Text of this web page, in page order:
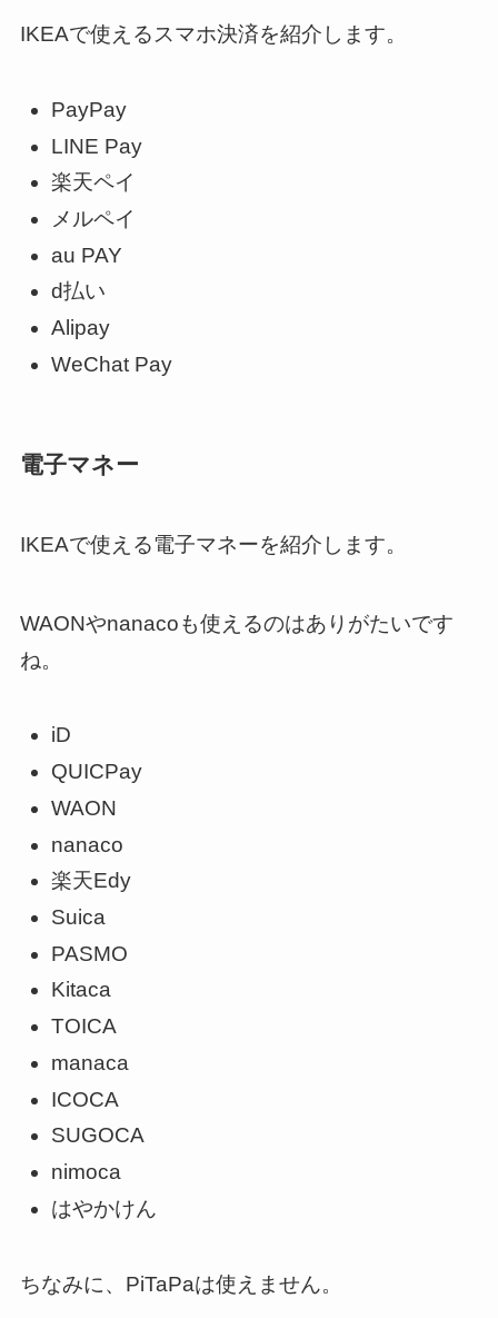
IKEAで使えるスマホ決済を紹介します。
PayPay
LINE Pay
楽天ペイ
メルペイ
au PAY
d払い
Alipay
WeChat Pay
電子マネー
IKEAで使える電子マネーを紹介します。
WAONやnanacoも使えるのはありがたいです
ね。
iD
QUICPay
WAON
nanaco
楽天Edy
Suica
PASMO
Kitaca
TOICA
manaca
ICOCA
SUGOCA
nimoca
はやかけん
ちなみに、PiTaPaは使えません。